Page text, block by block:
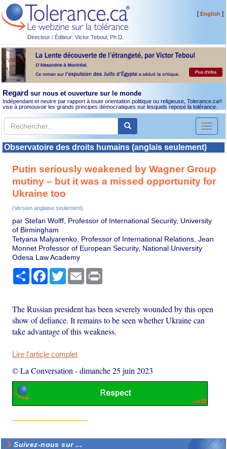
Directeur / Éditeur: Victor Teboul, Ph.D.
[English ]
Regard sur nous et ouverture sur le monde
Indépendant et neutre par rapport à toute orientation politique ou religieuse, Tolerance.ca®
vise à promouvoir les grands principes démocratiques sur lesquels repose la tolérance.
Toggle
Observatoire des droits humains (anglais seulement)
Putin seriously weakened by Wagner Group
mutiny – but it was a missed opportunity for
Ukraine too
(Version anglaise seulement)
par Stefan Wolff, Professor of International Security, University
of Birmingham
Tetyana Malyarenko, Professor of International Relations, Jean
Monnet Professor of European Security, National University
Odesa Law Academy
PartagerFacebook
TwitterEmail
The Russian president has been severely wounded by this open
show of defiance. It remains to be seen whether Ukraine can
take advantage of this weakness.
Lire l'article complet
© La Conversation -dimanche 25 juin 2023
Suivez-nous sur ...